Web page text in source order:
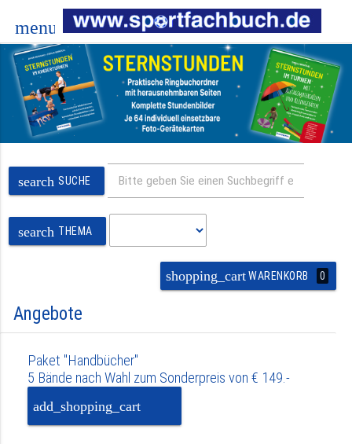
menu
search SUCHE
search THEMA
shopping_cartWARENKORB 0
Angebote
Paket "Handbücher"
5 Bände nach Wahl zum Sonderpreis von € 149.-
add_shopping_cart